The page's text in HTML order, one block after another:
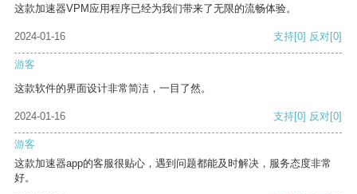
这款加速器VPM应用程序已经为我们带来了无限的流畅体验。
2024-01-16 支持[0] 反对[0]
游客
这款软件的界面设计非常简洁，一目了然。
2024-01-16 支持[0] 反对[0]
游客
这款加速器app的客服很贴心，遇到问题都能及时解决，服务态度非常
好。